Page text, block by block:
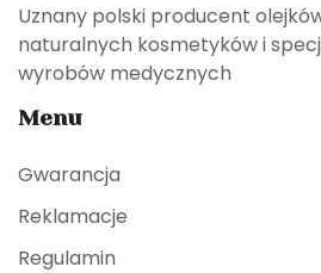
Uznany polski producent
naturalnych kosmetyków i
wyrobów medycznych
Menu
Gwarancja
Reklamacje
Regulamin